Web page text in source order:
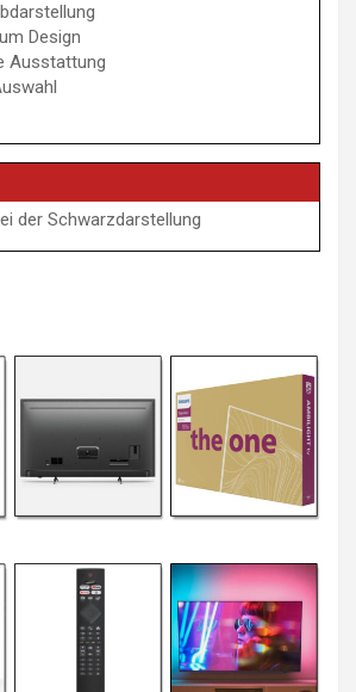
Design
Ausstattung
der Schwarzdarstellung